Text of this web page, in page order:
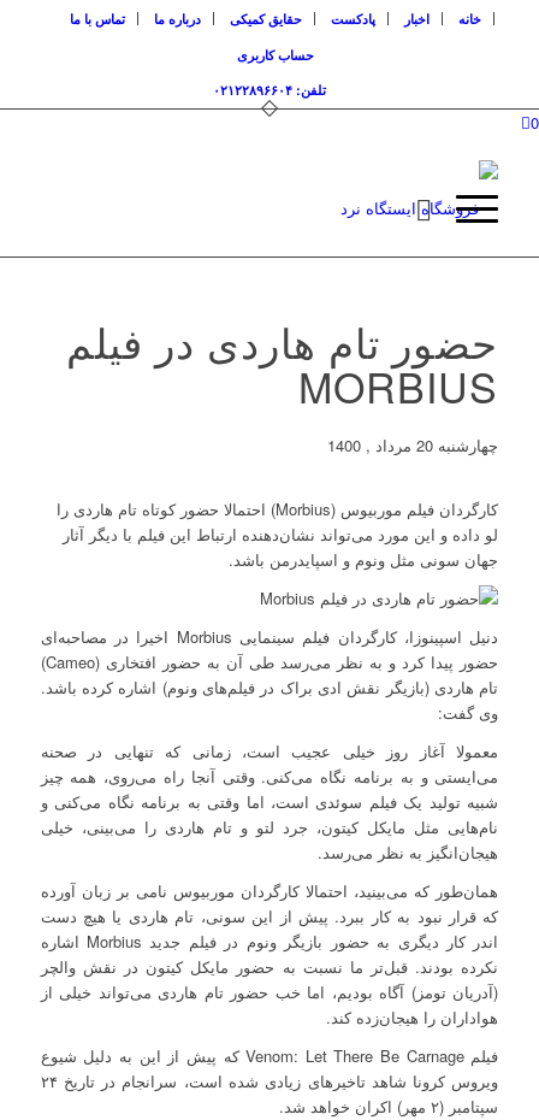
خانه اخبار پادکست حقایق کمیکی درباره ما
تماس با ما
حساب کاربری
تلفن: ۰۲۱۲۲۸۹۶۶۰۴
0
حضور تام هاردی در فیلم
MORBIUS
چهارشنبه 20 مرداد , 1400
کارگردان فیلم موربیوس (Morbius) احتمالا حضور کوتاه تام هاردی را
لو داده و این مورد می‌تواند نشان‌دهنده ارتباط این فیلم با دیگر آثار
جهان سونی مثل ونوم و اسپایدرمن باشد.
دنیل اسپینوزا، کارگردان فیلم سینمایی Morbius اخیرا در مصاحبه‌ای
حضور پیدا کرد و به نظر می‌رسد طی آن به حضور افتخاری (Cameo)
تام هاردی (بازیگر نقش ادی براک در فیلم‌های ونوم) اشاره کرده باشد.
وی گفت:
معمولا آغاز روز خیلی عجیب است، زمانی که تنهایی در صحنه
می‌ایستی و به برنامه نگاه می‌کنی. وقتی آنجا راه می‌روی، همه چیز
شبیه تولید یک فیلم سوئدی است، اما وقتی به برنامه نگاه می‌کنی و
نام‌هایی مثل مایکل کیتون، جرد لتو و تام هاردی را می‌بینی، خیلی
هیجان‌انگیز به نظر می‌رسد.
همان‌طور که می‌بینید، احتمالا کارگردان موربیوس نامی بر زبان آورده
که قرار نبود به کار ببرد. پیش از این سونی، تام هاردی یا هیچ دست
اندر کار دیگری به حضور بازیگر ونوم در فیلم جدید Morbius اشاره
نکرده بودند. قبل‌تر ما نسبت به حضور مایکل کیتون در نقش والچر
(آدریان تومز) آگاه بودیم، اما خب حضور تام هاردی می‌تواند خیلی از
هواداران را هیجان‌زده کند.
فیلم Venom: Let There Be Carnage که پیش از این به دلیل شیوع
ویروس کرونا شاهد تاخیرهای زیادی شده است، سرانجام در تاریخ ۲۴
سپتامبر (۲ مهر) اکران خواهد شد.